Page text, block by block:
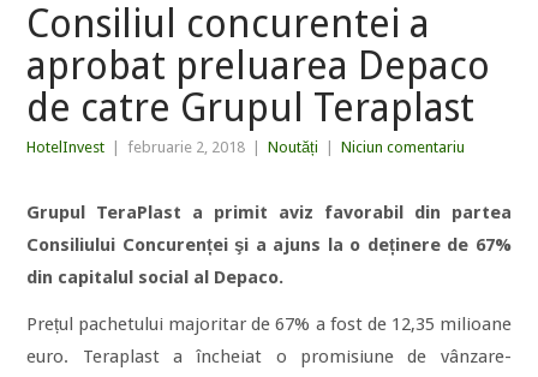
Consiliul concurentei a
aprobat preluarea Depaco
de catre Grupul Teraplast
HotelInvest februarie 2, 2018 Noutăți Niciun comentariu
Grupul TeraPlast a primit aviz favorabil din partea
Consiliului Concurenței şi a ajuns la o deținere de 67%
din capitalul social al Depaco.
Prețul pachetului majoritar de 67% a fost de 12,35 milioane
euro. Teraplast a încheiat o promisiune de vânzare-